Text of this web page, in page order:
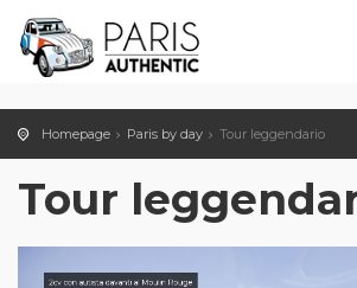
Homepage Paris by day Tour leggendario
Tour
2cv con autista davanti al Moulin Rouge